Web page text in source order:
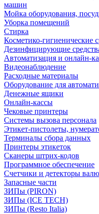
машин
Мойка оборудования,
Уборка помещений
Стирка
Косметико-гигиенические
Дезинфицирующие
Автоматизация и онлайн-
Видеонаблюдение
Расходные материалы
Оборудование для
Денежные ящики
Онлайн-кассы
Чековые принтеры
Системы вызова персонала
Этикет-пистолеты,
Терминалы сбора данных
Принтеры этикеток
Сканеры штрих-кодов
Программное обеспечение
Счетчики и детекторы
Запасные части
ЗИПы (PIRON)
ЗИПы (ICE TECH)
ЗИПы (Resto Italia)